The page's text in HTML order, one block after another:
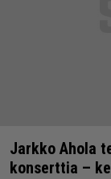
Jarkko Ahola
konserttia –